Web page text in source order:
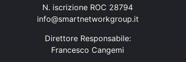
N. iscrizione ROC 28794
info@smartnetworkgroup.it
Direttore Responsabile:
Francesco Cangemi